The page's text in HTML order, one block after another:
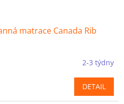
matrace Canada Rib
2-3 týdny
DETAIL